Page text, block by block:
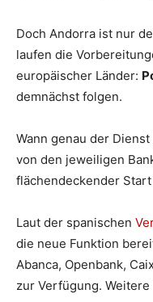
Doch Andorra ist nur
laufen die
europäischer Länder:
demnächst folgen.
Wann genau der
von den jeweiligen
flächendeckender
Laut der spanischen
die neue Funktion
Abanca, Openbank,
zur Verfügung.